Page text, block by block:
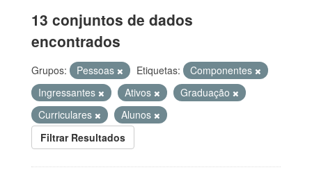
13 conjuntos de dados
encontrados
Grupos: Pessoas Etiquetas:
Componentes
Ingressantes
Ativos
Graduação
Curriculares
Alunos
Filtrar Resultados